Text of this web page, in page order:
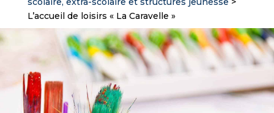
L’accueil de loisirs « La Caravelle »